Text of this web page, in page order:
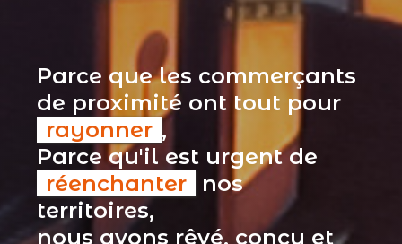
Parce que les commerçants
de proximité ont tout pour
rayonner ,
Parce qu'il est urgent de
réenchanter
nos
territoires,
nous avons rêvé, conçu et